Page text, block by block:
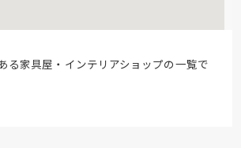
る家具屋・インテリアショップの一覧で